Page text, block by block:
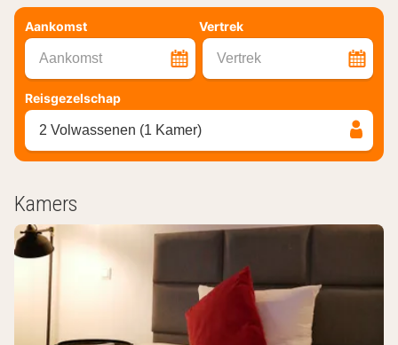
Aankomst Vertrek
Aankomst Vertrek
Reisgezelschap
2 Volwassenen (1 Kamer)
Kamers